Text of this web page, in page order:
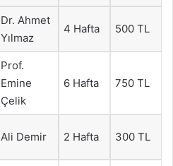
Dr. Ahmet
Yılmaz
4 Hafta 500 TL
Prof.
Emine
Çelik
6 Hafta 750 TL
Ali Demir 2 Hafta 300 TL